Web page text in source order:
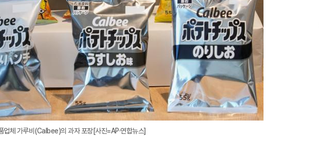
업체 가루비(Calbee)의 과자 포장[사진=AP·연합뉴스]